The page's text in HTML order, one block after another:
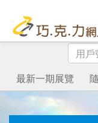
用
戶
號
碼
最新一期展覽